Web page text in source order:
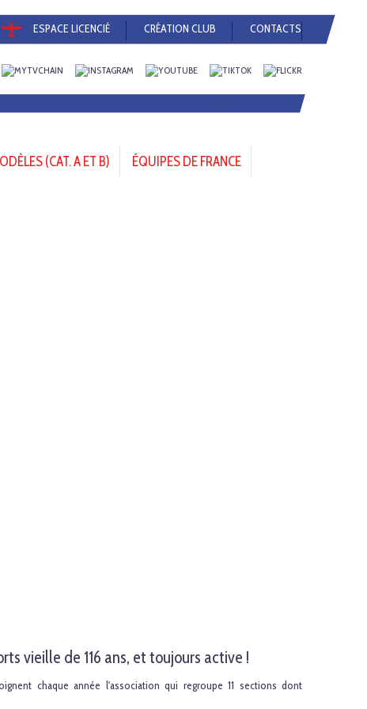
ESPACE LICENCIÉ CRÉATION CLUB CONTACTS
(CAT. A ET B)
ÉQUIPES DE FRANCE
vieille de 116 ans, et toujours active !
chaque année l'association qui regroupe 11 sections dont